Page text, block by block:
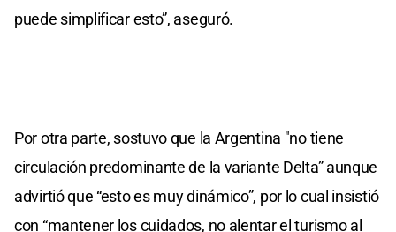
puede simplificar esto”, aseguró.
Por otra parte, sostuvo que la Argentina "no tiene
circulación predominante de la variante Delta” aunque
advirtió que “esto es muy dinámico”, por lo cual insistió
con “mantener los cuidados, no alentar el turismo al